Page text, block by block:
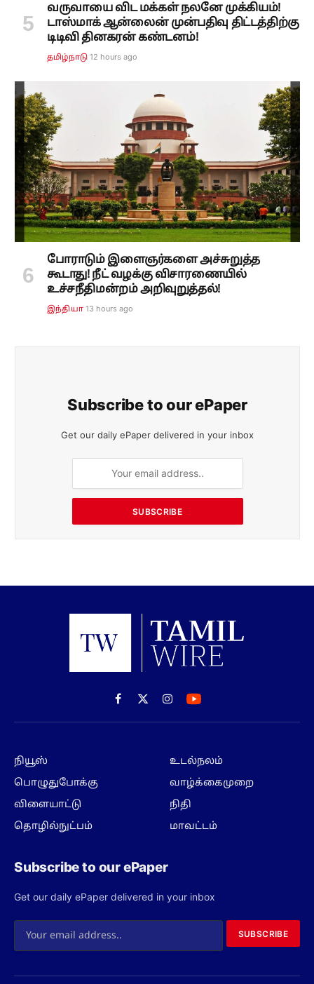
வருவாயை விட மக்கள் நலனே முக்கியம்!
டாஸ்மாக் ஆன்லைன் முன்பதிவு திட்டத்திற்கு
டிடிவி தினகரன் கண்டனம்!
தமிழ்நாடு 12 hours ago
போராடும் இளைஞர்களை அச்சுறுத்த
கூடாது! நீட் வழக்கு விசாரணையில்
உச்சநீதிமன்றம் அறிவுறுத்தல்!
இந்தியா 13 hours ago
Subscribe to our ePaper
Get our daily ePaper delivered in your inbox
SUBSCRIBE
Facebook
X
(Twitter)
Instagram
நியூஸ்
பொழுதுபோக்கு
விளையாட்டு
தொழில்நுட்பம்
உடல்நலம்
வாழ்க்கைமுறை
நிதி
மாவட்டம்
Subscribe to our ePaper
Get our daily ePaper delivered in your inbox
SUBSCRIBE